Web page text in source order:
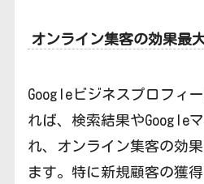
オンライン集客の効果最
Googleビジネスプロフィ
れば、検索結果やGoogle
れ、オンライン集客の効
ます。特に新規顧客の獲